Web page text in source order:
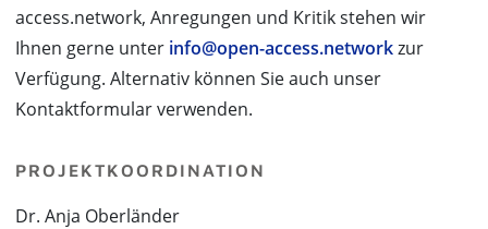
access.network, Anregungen und Kritik stehen wir
Ihnen gerne unter info@open-access.networkzur
Verfügung. Alternativ können Sie auch unser
Kontaktformular verwenden.
PROJEKTKOORDINATION
Dr. Anja Oberländer